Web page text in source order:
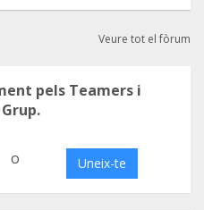
Veure tot el fòrum
pels Teamers i
o Uneix-te